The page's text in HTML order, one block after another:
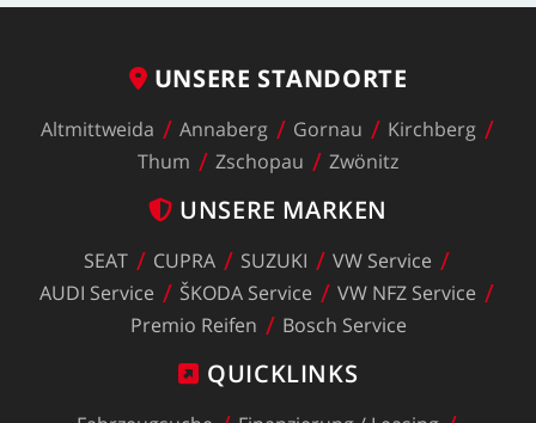
UNSERE STANDORTE
Altmittweida Annaberg Gornau
Kirchberg
Thum
Zschopau Zwönitz
UNSERE MARKEN
SEAT CUPRA SUZUKI VW Service
AUDI Service ŠKODA Service VW NFZ Service
Premio Reifen Bosch Service
QUICKLINKS